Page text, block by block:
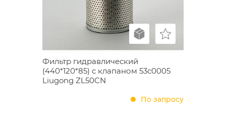
Фильтр гидравлический
(440*120*85) с клапаном 53с0005
Liugong ZL50CN
По запросу